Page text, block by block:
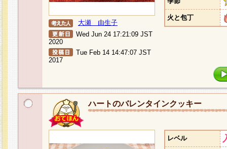
大瀬 由生子
Wed Jun 24 17:21:09 JST
2020
Tue Feb 14 14:47:07 JST
2017
火と包丁
ハートのバレンタインクッキー
レベル